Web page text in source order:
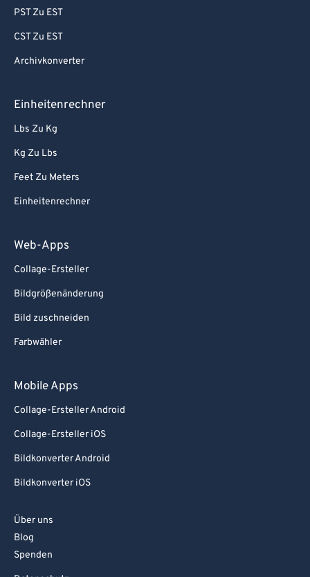
PST Zu EST
CST Zu EST
Archivkonverter
Einheitenrechner
Lbs Zu Kg
Kg Zu Lbs
Feet Zu Meters
Einheitenrechner
Web-Apps
Collage-Ersteller
Bildgrößenänderung
Bild zuschneiden
Farbwähler
Mobile Apps
Collage-Ersteller Android
Collage-Ersteller iOS
Bildkonverter Android
Bildkonverter iOS
Über uns
Blog
Spenden